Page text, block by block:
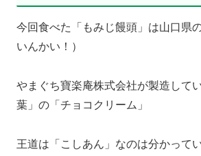
今回食べた「もみじ饅頭」は山口県
いんかい！）
やまぐち寶楽庵株式会社が製造して
葉」の「チョコクリーム」
王道は「こしあん」なのは分かって